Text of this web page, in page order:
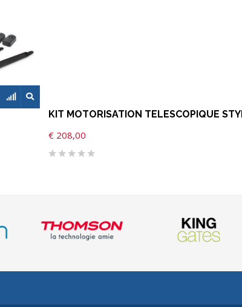
KIT MOTORISATION TELESCOPIQUE
€ 208,00